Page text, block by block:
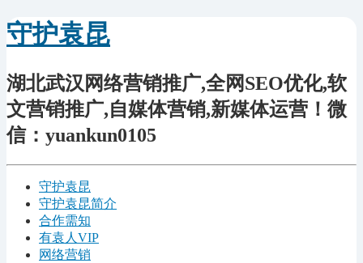
守护袁昆
湖北武汉网络营销推广,全网SEO优化,软
文营销推广,自媒体营销,新媒体运营！微
信：yuankun0105
守护袁昆
守护袁昆简介
合作需知
有袁人VIP
网络营销